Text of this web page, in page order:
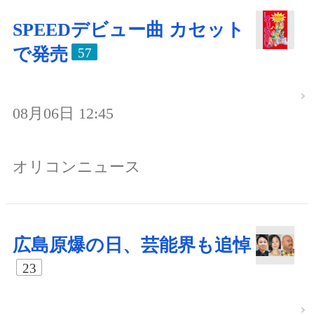
SPEEDデビュー曲 カセット
で発売
57
08月06日 12:45
オリコンニュース
広島原爆の日、芸能界も追悼
23